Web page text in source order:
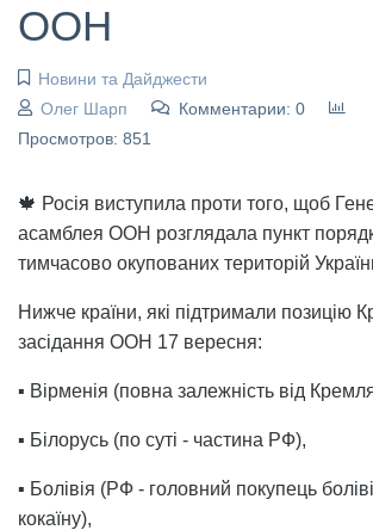
ООН
Новини та Дайджести
Олег Шарп
Комментарии: 0
Просмотров: 851
🍁 Росія виступила проти того, щоб
асамблея ООН розглядала пункт
тимчасово окупованих територій
Нижче країни, які підтримали позицію
засідання ООН 17 вересня:
▪️ Вірменія (повна залежність від
▪️ Білорусь (по суті - частина РФ),
▪️ Болівія (РФ - головний покупець
кокаїну),